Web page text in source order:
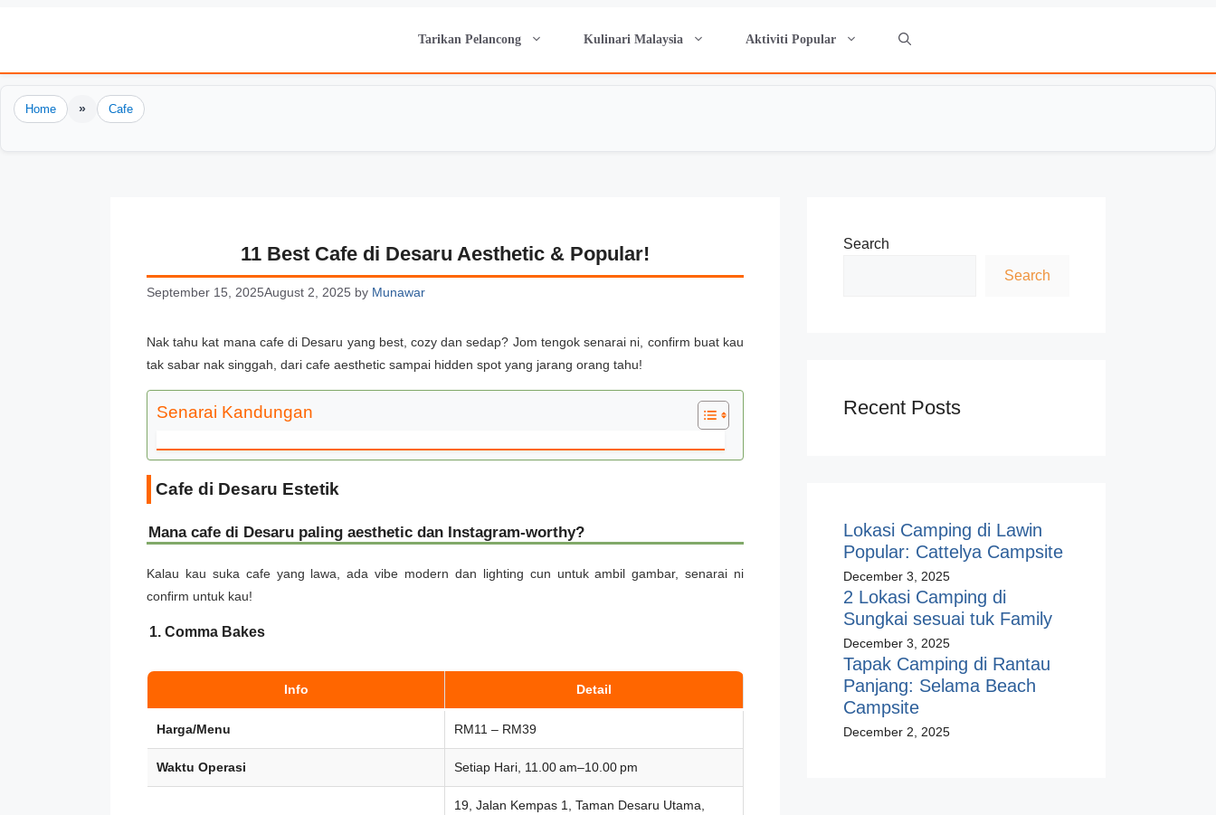
Tarikan Pelancong Kulinari Malaysia Aktiviti Popular
Home » Cafe
11 Best Cafe di Desaru Aesthetic & Popular!
September 15, 2025August 2, 2025 by Munawar
Nak tahu kat mana cafe di Desaru yang best, cozy dan sedap? Jom tengok senarai ni, confirm buat kau
tak sabar nak singgah, dari cafe aesthetic sampai hidden spot yang jarang orang tahu!
Senarai Kandungan
Cafe di Desaru Estetik
Mana cafe di Desaru paling aesthetic dan Instagram-worthy?
Kalau kau suka cafe yang lawa, ada vibe modern dan lighting cun untuk ambil gambar, senarai ni
confirm untuk kau!
1. Comma Bakes
Info Detail
Harga/Menu RM11 – RM39
Waktu Operasi Setiap Hari, 11.00 am–10.00 pm
19, Jalan Kempas 1, Taman Desaru Utama,
Search
Search
Recent Posts
Lokasi Camping di Lawin
Popular: Cattelya Campsite
December 3, 2025
2 Lokasi Camping di
Sungkai sesuai tuk Family
December 3, 2025
Tapak Camping di Rantau
Panjang: Selama Beach
Campsite
December 2, 2025